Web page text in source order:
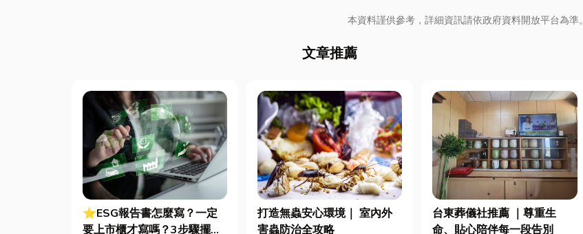
本資料謹供參考，詳細資訊請依政府資料開放平台為準。
文章推薦
⭐ESG報告書怎麼寫？一定
要上市櫃才寫嗎？3步驟擺脫
打造無蟲安心環境｜ 室內外
害蟲防治全攻略
台東葬儀社推薦 ｜尊重生
命、貼心陪伴每一段告別